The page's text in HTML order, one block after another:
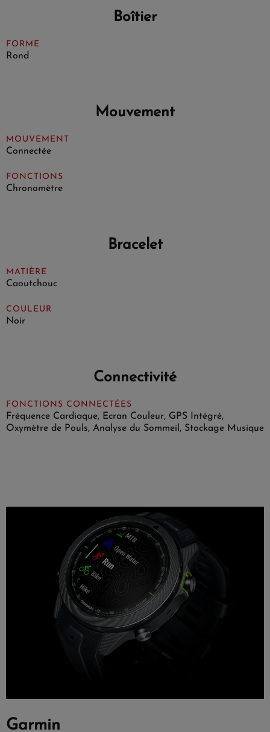
Boîtier
FORME
Rond
Mouvement
MOUVEMENT
Connectée
FONCTIONS
Chronomètre
Bracelet
MATIÈRE
Caoutchouc
COULEUR
Noir
Connectivité
FONCTIONS CONNECTÉES
Fréquence Cardiaque, Ecran Couleur, GPS Intégré,
Oxymètre de Pouls, Analyse du Sommeil, Stockage Musique
Garmin